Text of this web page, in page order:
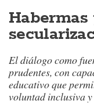
El diálogo como
prudentes, con
educativo que
voluntad inclusiva